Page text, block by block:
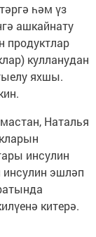
һәм үз
ашкайнату
продуктлар
кулланудан
яхшы.
Наталья
инсулин
эшләп
китерә.